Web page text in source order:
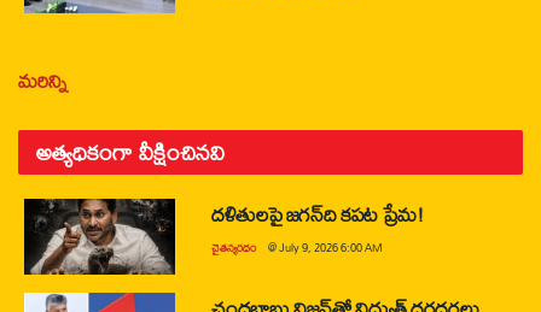
మరిన్ని
అత్యధికంగా వీక్షించినవి
దళితులపై జగన్‌ది కపట ప్రేమ!
చైతన్యరధం @July 9, 2026 6:00 AM